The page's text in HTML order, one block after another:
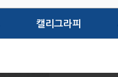
캘리그라피